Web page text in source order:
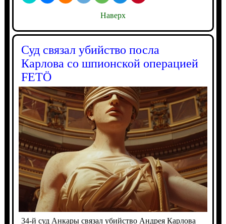
Наверх
Суд связал убийство посла
Карлова со шпионской операцией
FETÖ
34-й суд Анкары связал убийство Андрея Карлова